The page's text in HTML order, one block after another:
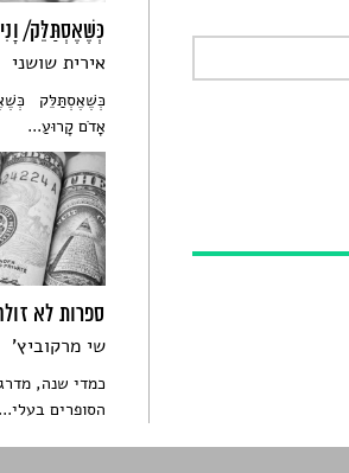
כְּשֶׁאֶסְתַּלֵּק/
אירית שושני
כְּשֶׁאֶסְתַּלֵּק
אָדֹם קָרוּעַ...
ספרות לא
שי מרקוביץ'
הסופרים בעלי...